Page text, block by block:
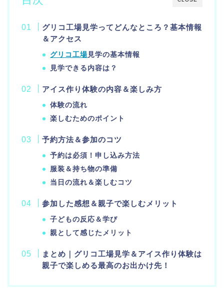
グリコ工場見学ってどんなところ？基本情報
＆アクセス
グリコ工場 見学の基本情報
見学できる内容は？
アイス作り体験の内容＆楽しみ方
体験の流れ
楽しむためのポイント
予約方法＆参加のコツ
予約は必須！申し込み方法
服装＆持ち物の準備
当日の流れ＆楽しむコツ
参加した感想＆親子で楽しむメリット
子どもの反応＆学び
親として感じたメリット
まとめ｜グリコ工場見学＆アイス作り体験は
親子で楽しめる最高のお出かけ先！